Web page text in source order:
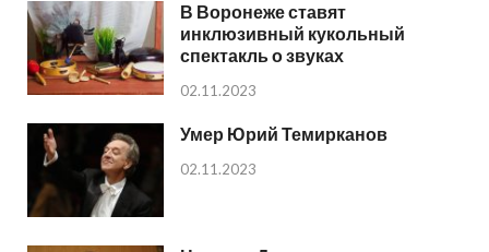
В Воронеже ставят
инклюзивный кукольный
спектакль о звуках
02.11.2023
Умер Юрий Темирканов
02.11.2023